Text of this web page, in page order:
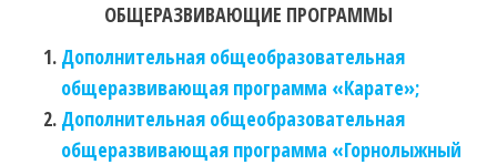
ОБЩЕРАЗВИВАЮЩИЕ ПРОГРАММЫ
Дополнительная общеобразовательная
общеразвивающая программа «Карате»;
Дополнительная общеобразовательная
общеразвивающая программа «Горнолыжный